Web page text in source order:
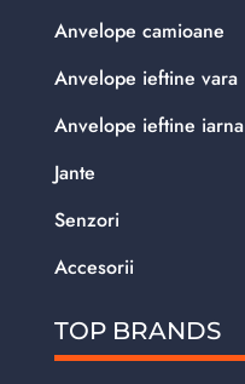
Anvelope camioane
Anvelope ieftine vara
Anvelope ieftine iarna
Jante
Senzori
Accesorii
TOP BRANDS